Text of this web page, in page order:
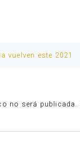
vuelven este 2021
no será publicada.